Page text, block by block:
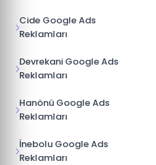
Cide Google Ads
Reklamları
Devrekani Google Ads
Reklamları
Hanönü Google Ads
Reklamları
İnebolu Google Ads
Reklamları